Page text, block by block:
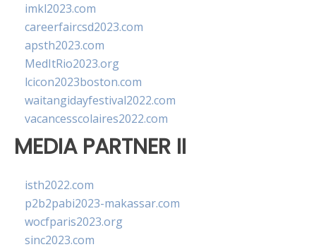
imkl2023.com
careerfaircsd2023.com
apsth2023.com
MedItRio2023.org
lcicon2023boston.com
waitangidayfestival2022.com
vacancesscolaires2022.com
MEDIA PARTNER II
isth2022.com
p2b2pabi2023-makassar.com
wocfparis2023.org
sinc2023.com